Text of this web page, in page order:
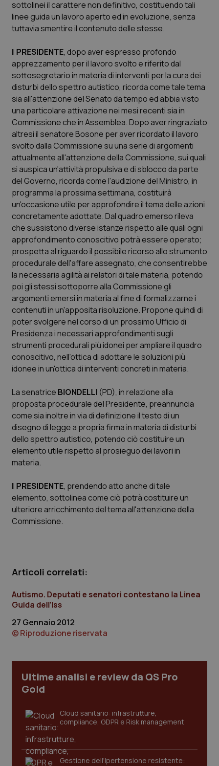
sottolinei il carattere non definitivo, costituendo tali
linee guida un lavoro aperto ed in evoluzione, senza
tuttavia smentire il contenuto delle stesse.
Il PRESIDENTE, dopo aver espresso profondo
apprezzamento per il lavoro svolto e riferito dal
sottosegretario in materia di interventi per la cura dei
disturbi dello spettro autistico, ricorda come tale tema
sia all'attenzione del Senato da tempo ed abbia visto
una particolare attivazione nei mesi recenti sia in
Commissione che in Assemblea. Dopo aver ringraziato
altresì il senatore Bosone per aver ricordato il lavoro
svolto dalla Commissione su una serie di argomenti
attualmente all'attenzione della Commissione, sui quali
si auspica un'attività propulsiva e di sblocco da parte
del Governo, ricorda come l'audizione del Ministro, in
programma la prossima settimana, costituirà
un'occasione utile per approfondire il tema delle azioni
concretamente adottate. Dal quadro emerso rileva
che sussistono diverse istanze rispetto alle quali ogni
approfondimento conoscitivo potrà essere operato;
prospetta al riguardo il possibile ricorso allo strumento
procedurale dell'affare assegnato, che consentirebbe
la necessaria agilità ai relatori di tale materia, potendo
poi gli stessi sottoporre alla Commissione gli
argomenti emersi in materia al fine di formalizzarne i
contenuti in un'apposita risoluzione. Propone quindi di
poter svolgere nel corso di un prossimo Ufficio di
Presidenza i necessari approfondimenti sugli
strumenti procedurali più idonei per ampliare il quadro
conoscitivo, nell'ottica di adottare le soluzioni più
idonee in un'ottica di interventi concreti in materia.
La senatrice BIONDELLI (PD), in relazione alla
proposta procedurale del Presidente, preannuncia
come sia inoltre in via di definizione il testo di un
disegno di legge a propria firma in materia di disturbi
dello spettro autistico, potendo ciò costituire un
elemento utile rispetto al prosieguo dei lavori in
materia.
Il PRESIDENTE, prendendo atto anche di tale
elemento, sottolinea come ciò potrà costituire un
ulteriore arricchimento del tema all'attenzione della
Commissione.
Articoli correlati:
Autismo. Deputati e senatori contestano la Linea
Guida dell’Iss
27 Gennaio 2012
© Riproduzione riservata
Ultime analisi e review da QS Pro
Gold
Cloud sanitario: infrastrutture,
compliance, GDPR e Risk management
Gestione dell'Ipertensione resistente:
__Secure-YNID
.youtube.com
Google LLC
.youtube.com
__Secure-
ROLLOUT_TOKEN
.youtube.com
5 mesi 4
settimane
tracking-sites-
ironfish-tracking-
named-enable
www.quotidianosanita.it
settimane